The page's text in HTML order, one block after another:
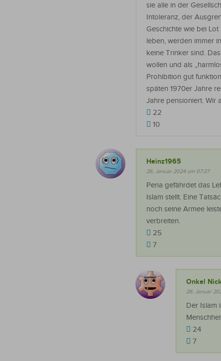
sie alle in der
Intoleranz, der
Geschichte wie bei
leben, werden immer
keine Trinker sind.
wollen und als
Prohibition gut
späten 1970er Jahre
Jahre pensioniert. Wir
22
10
Heinz1965
26. Januar 2024 um 07:27
Pena gefährdet das
Islam stellt. Eine
noch seine Armee
verbreiten.
25
7
Onkel
26. Januar
Der Islam
24
7